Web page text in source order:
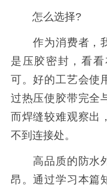
怎么选择?
作为消费者，我
是压胶密封，看
可。好的工艺会使
过热压使胶带完全
而焊缝较难观察出
不到连接处。
高品质的防水外
昂。通过学习本篇